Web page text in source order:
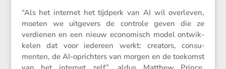
“Als het internet het tijdperk van AI wil overleven,
moeten we uitge­vers de controle geven die ze
verdienen en een nieuw econo­misch model ontwik­
kelen dat voor iedereen werkt: creators, consu­
menten, de AI-oprich­ters van morgen en de toekomst